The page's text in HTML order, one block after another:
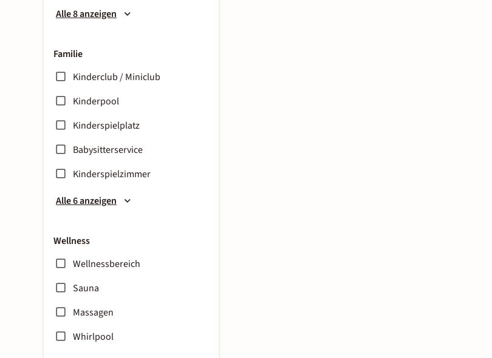
Alle 8 anzeigen
Familie
Kinderclub / Miniclub
Kinderpool
Kinderspielplatz
Babysitterservice
Kinderspielzimmer
Alle 6 anzeigen
Wellness
Wellnessbereich
Sauna
Massagen
Whirlpool